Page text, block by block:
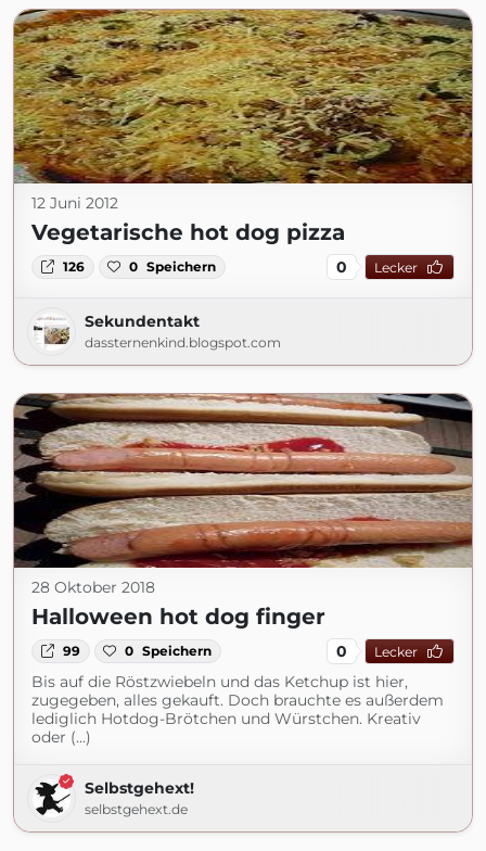
12 Juni 2012
Vegetarische hot dog pizza
126 0 Speichern 0 Lecker
Sekundentakt
dassternenkind.blogspot.com
28 Oktober 2018
Halloween hot dog finger
99 0 Speichern 0 Lecker
Bis auf die Röstzwiebeln und das Ketchup ist hier,
zugegeben, alles gekauft. Doch brauchte es außerdem
lediglich Hotdog-Brötchen und Würstchen. Kreativ
oder (...)
Selbstgehext!
selbstgehext.de